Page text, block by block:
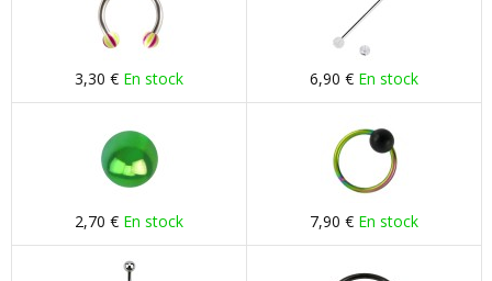
3,30 € En stock 6,90 € En stock
2,70 € En stock 7,90 € En stock